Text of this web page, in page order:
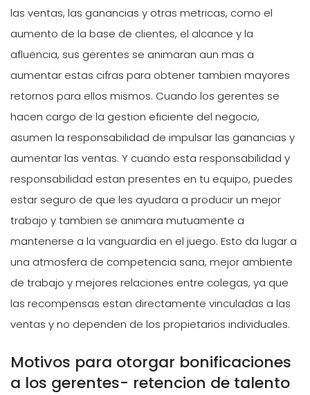
las ventas, las ganancias y otras metricas, como el
aumento de la base de clientes, el alcance y la
afluencia, sus gerentes se animaran aun mas a
aumentar estas cifras para obtener tambien mayores
retornos para ellos mismos. Cuando los gerentes se
hacen cargo de la gestion eficiente del negocio,
asumen la responsabilidad de impulsar las ganancias y
aumentar las ventas. Y cuando esta responsabilidad y
responsabilidad estan presentes en tu equipo, puedes
estar seguro de que les ayudara a producir un mejor
trabajo y tambien se animara mutuamente a
mantenerse a la vanguardia en el juego. Esto da lugar a
una atmosfera de competencia sana, mejor ambiente
de trabajo y mejores relaciones entre colegas, ya que
las recompensas estan directamente vinculadas a las
ventas y no dependen de los propietarios individuales.
Motivos para otorgar bonificaciones
a los gerentes- retencion de talento